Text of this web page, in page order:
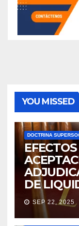
YOU MISSED
DOCTRINA
DE
SEP 22, 2025
ASAMBLEAS